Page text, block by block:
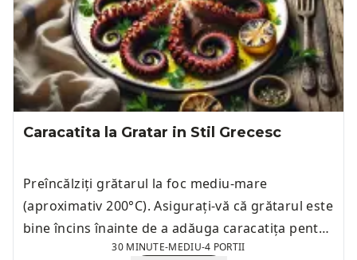
Caracatita la Gratar in Stil Grecesc
Preîncălziți grătarul la foc mediu-mare
(aproximativ 200°C). Asigurați-vă că grătarul este
bine încins înainte de a adăuga caracatița pentru
a obține o rumenire uniformă.
30 MINUTE-MEDIU-4 PORTII